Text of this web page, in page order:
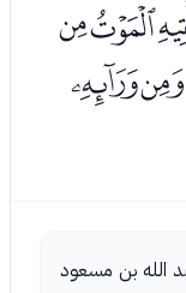
الله بن مسعود